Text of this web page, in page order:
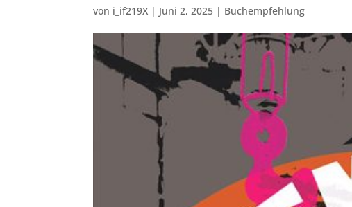
von i_if219X | Juni 2, 2025 | Buchempfehlung